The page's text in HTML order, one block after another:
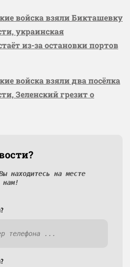
войска взяли Бикташевку
украинская
из-за остановки портов
войска взяли два посёлка
Зеленский грезит о
находитесь на месте
нам!